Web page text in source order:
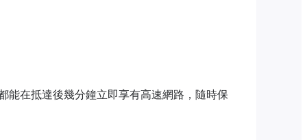
能在抵達後幾分鐘立即享有高速網路，隨時保